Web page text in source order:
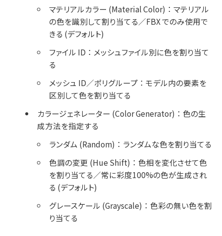
マテリアルカラー (Material Color) ： マテリアル
の色を識別して割り当てる／FBX でのみ使用で
きる (デフォルト)
ファイル ID ： メッシュファイル別に色を割り当て
る
メッシュ ID／ポリグループ： モデル内の要素を
区別して色を割り当てる
カラージェネレーター (Color Generator) ： 色の生
成方法を指定する
ランダム (Random) ： ランダムな色を割り当てる
色調の変更 (Hue Shift) ： 色相を変化させて色
を割り当てる／常に彩度100%の色が生成され
る (デフォルト)
グレースケール (Grayscale) ： 色彩の無い色を割
り当てる